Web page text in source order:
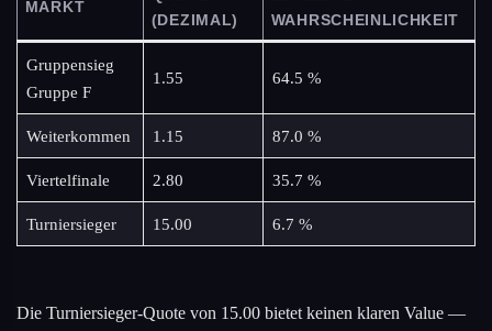
MARKT
(DEZIMAL)
WAHRSCHEINLICHKEIT
Gruppensieg
Gruppe F
1.55 64.5 %
Weiterkommen 1.15 87.0 %
Viertelfinale 2.80 35.7 %
Turniersieger 15.00 6.7 %
Die Turniersieger-Quote von 15.00 bietet keinen klaren Value —